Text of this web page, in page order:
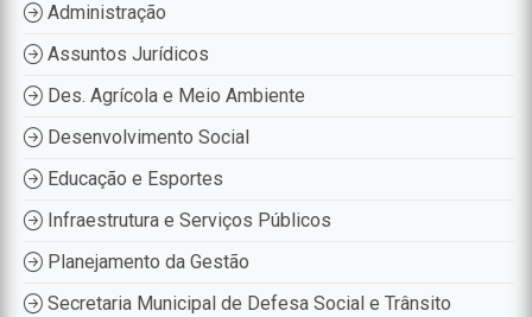
Administração
Assuntos Jurídicos
Des. Agrícola e Meio Ambiente
Desenvolvimento Social
Educação e Esportes
Infraestrutura e Serviços Públicos
Planejamento da Gestão
Secretaria Municipal de Defesa Social e Trânsito